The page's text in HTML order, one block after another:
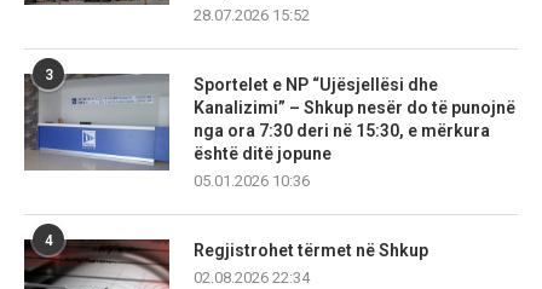
28.07.2026 15:52
3
Sportelet e NP “Ujësjellësi dhe
Kanalizimi” – Shkup nesër do të punojnë
nga ora 7:30 deri në 15:30, e mërkura
është ditë jopune
05.01.2026 10:36
4
Regjistrohet tërmet në Shkup
02.08.2026 22:34